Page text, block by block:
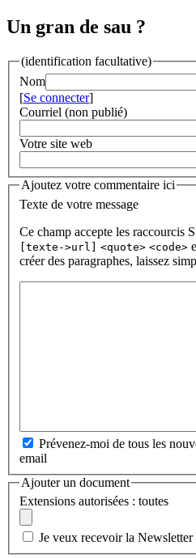
Un gran de sau ?
(identification facultative)
Nom
[Se connecter]
Courriel (non publié)
Votre site web
Ajoutez votre commentaire ici
Texte de votre message
Ce champ accepte les raccourcis
[texte->url] <quote> <code>
créer des paragraphes, laissez
Prévenez-moi de tous les
email
Ajouter un document
Extensions autorisées : toutes
Je veux recevoir la Newsletter